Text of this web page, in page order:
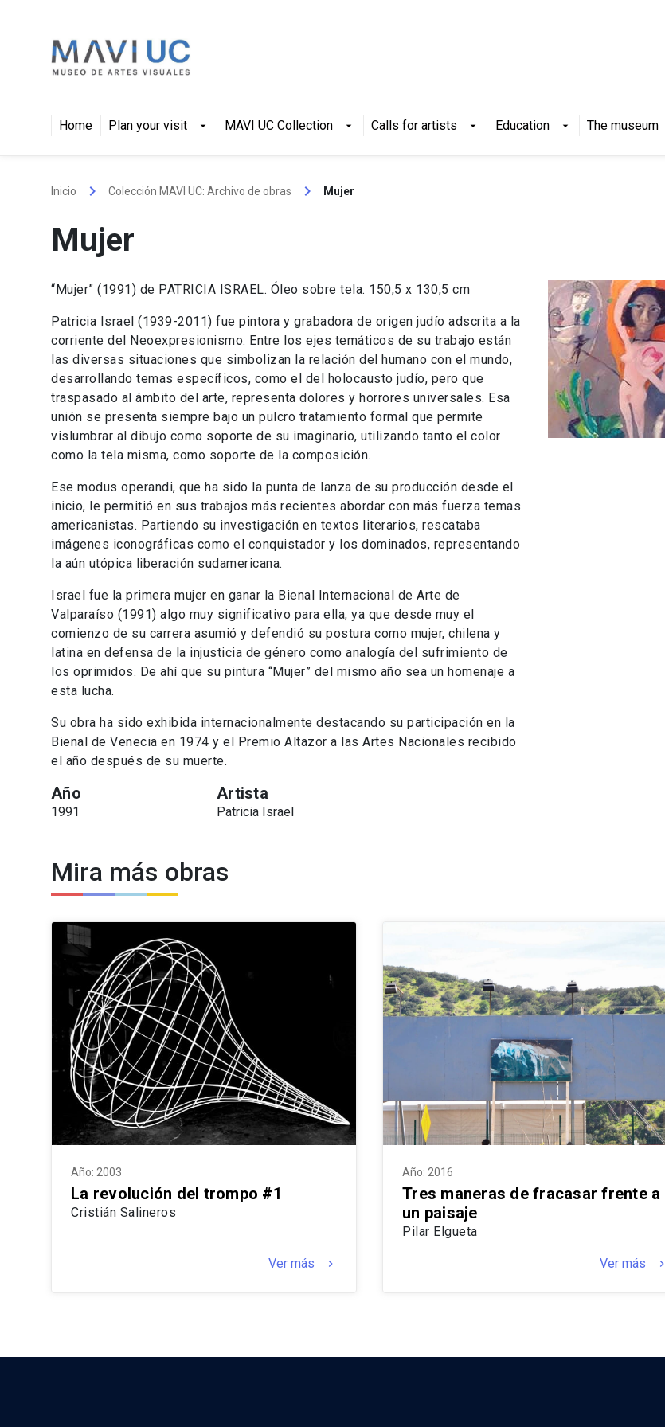
Home Plan your visit arrow_drop_down MAVI UC Collection arrow_drop_down Calls for artists arrow_drop_down Education arrow_drop_down The museum
Inicio keyboard_arrow_right Colección MAVI UC: Archivo de obras keyboard_arrow_right Mujer
Mujer
“Mujer” (1991) de PATRICIA ISRAEL. Óleo sobre tela. 150,5 x 130,5 cm
Patricia Israel (1939-2011) fue pintora y grabadora de origen judío adscrita a la
corriente del Neoexpresionismo. Entre los ejes temáticos de su trabajo están
las diversas situaciones que simbolizan la relación del humano con el mundo,
desarrollando temas específicos, como el del holocausto judío, pero que
traspasado al ámbito del arte, representa dolores y horrores universales. Esa
unión se presenta siempre bajo un pulcro tratamiento formal que permite
vislumbrar al dibujo como soporte de su imaginario, utilizando tanto el color
como la tela misma, como soporte de la composición.
Ese modus operandi, que ha sido la punta de lanza de su producción desde el
inicio, le permitió en sus trabajos más recientes abordar con más fuerza temas
americanistas. Partiendo su investigación en textos literarios, rescataba
imágenes iconográficas como el conquistador y los dominados, representando
la aún utópica liberación sudamericana.
Israel fue la primera mujer en ganar la Bienal Internacional de Arte de
Valparaíso (1991) algo muy significativo para ella, ya que desde muy el
comienzo de su carrera asumió y defendió su postura como mujer, chilena y
latina en defensa de la injusticia de género como analogía del sufrimiento de
los oprimidos. De ahí que su pintura “Mujer” del mismo año sea un homenaje a
esta lucha.
Su obra ha sido exhibida internacionalmente destacando su participación en la
Bienal de Venecia en 1974 y el Premio Altazor a las Artes Nacionales recibido
el año después de su muerte.
Año
1991
Artista
Patricia Israel
Mira más obras
Año: 2003
La revolución del trompo #1
Cristián Salineros
Ver más keyboard_arrow_right
Año: 2016
Tres maneras de fracasar frente a
un paisaje
Pilar Elgueta
Ver más keyboard_arrow_right